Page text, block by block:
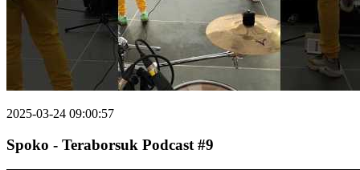
2025-03-24 09:00:57
Spoko - Teraborsuk Podcast #9